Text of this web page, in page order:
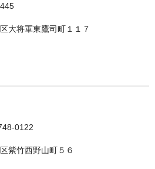
大将軍東鷹司町１１７
0122
紫竹西野山町５６